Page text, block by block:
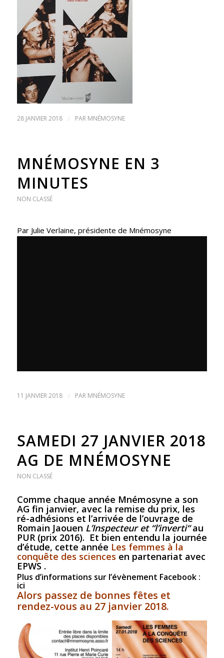
28 JANVIER 2018 / PAR MNÉMOSYNE
MNÉMOSYNE EN 3
MINUTES
NON CLASSÉ
Par Julie Verlaine, présidente de Mnémosyne
11 JANVIER 2018 / PAR MNÉMOSYNE
SAMEDI 27 JANVIER 2018
AG DE MNÉMOSYNE
NON CLASSÉ
Comme chaque année Mnémosyne a son
AG fin janvier, avec la remise du prix, les
ré-adhésions et l’arrivée de l’ouvrage de
Romain Jaouen L’Inspecteur et “l’inverti“au
PUR (prix 2016). Et bien entendu la journée
d’étude, cette année Les femmes à la
conquête des sciences en partenariat avec
EPWS .
Plus d’informations sur l’évènement Facebook :
ici
Alors passez de bonnes fêtes et
rendez-vous au 27 janvier 2018.